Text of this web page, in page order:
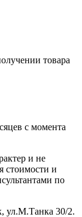
товара
с момента
и не
стоимости и
по
ул.М.Танка 30/2.